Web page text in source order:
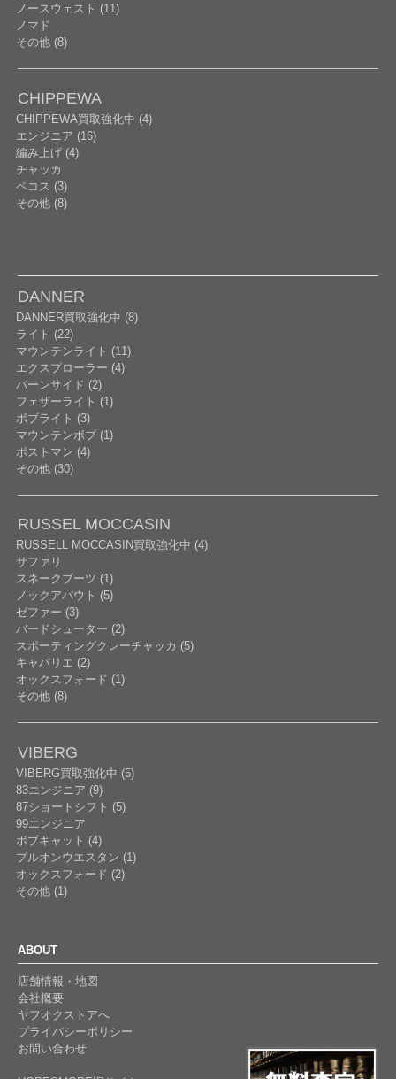
ノースウェスト (11)
ノマド
その他 (8)
CHIPPEWA
CHIPPEWA買取強化中 (4)
エンジニア (16)
編み上げ (4)
チャッカ
ペコス (3)
その他 (8)
DANNER
DANNER買取強化中 (8)
ライト (22)
マウンテンライト (11)
エクスプローラー (4)
バーンサイド (2)
フェザーライト (1)
ボブライト (3)
マウンテンボブ (1)
ポストマン (4)
その他 (30)
RUSSEL MOCCASIN
RUSSELL MOCCASIN買取強化中 (4)
サファリ
スネークブーツ (1)
ノックアバウト (5)
ゼファー (3)
バードシューター (2)
スポーティングクレーチャッカ (5)
キャバリエ (2)
オックスフォード (1)
その他 (8)
VIBERG
VIBERG買取強化中 (5)
83エンジニア (9)
87ショートシフト (5)
99エンジニア
ボブキャット (4)
プルオンウエスタン (1)
オックスフォード (2)
その他 (1)
ABOUT
店舗情報・地図
会社概要
ヤフオクストアへ
プライバシーポリシー
お問い合わせ